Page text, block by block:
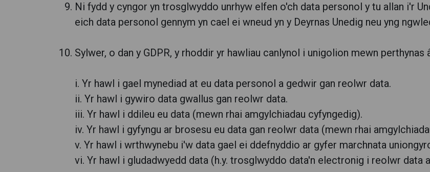
Ni fydd y cyngor yn trosglwyddo unrhyw elfen o'ch data personol y tu allan i'r
eich data personol gennym yn cael ei wneud yn y Deyrnas Unedig neu yng
Sylwer, o dan y GDPR, y rhoddir yr hawliau canlynol i unigolion mewn perthynas
i. Yr hawl i gael mynediad at eu data personol a gedwir gan reolwr data.
ii. Yr hawl i gywiro data gwallus gan reolwr data.
iii. Yr hawl i ddileu eu data (mewn rhai amgylchiadau cyfyngedig).
iv. Yr hawl i gyfyngu ar brosesu eu data gan reolwr data (mewn rhai
v. Yr hawl i wrthwynebu i'w data gael ei ddefnyddio ar gyfer marchnata
vi. Yr hawl i gludadwyedd data (h.y. trosglwyddo data'n electronig i reolwr data